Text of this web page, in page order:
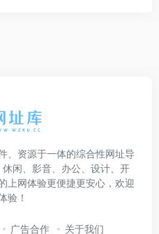
、资源于一体的综合性网址导
闲、影音、办公、设计、开
上网体验更便捷更安心，欢迎
验！
广告合作 关于我们